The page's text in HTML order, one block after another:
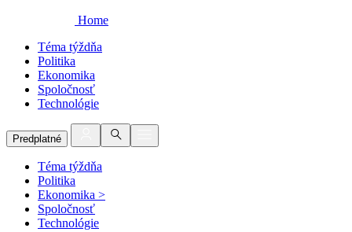
Home
Téma týždňa
Politika
Ekonomika
Spoločnosť
Technológie
Predplatné
Téma týždňa
Politika
Ekonomika >
Spoločnosť
Technológie